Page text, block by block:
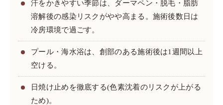
汗をかきやすい季節は、ダーマペン・脱毛・脂肪
溶解後の感染リスクがやや高まる。施術後数日は
冷房環境で過ごす。
プール・海水浴は、創部のある施術後は1週間以上
空ける。
日焼け止めを徹底する(色素沈着のリスクが上がる
ため)。